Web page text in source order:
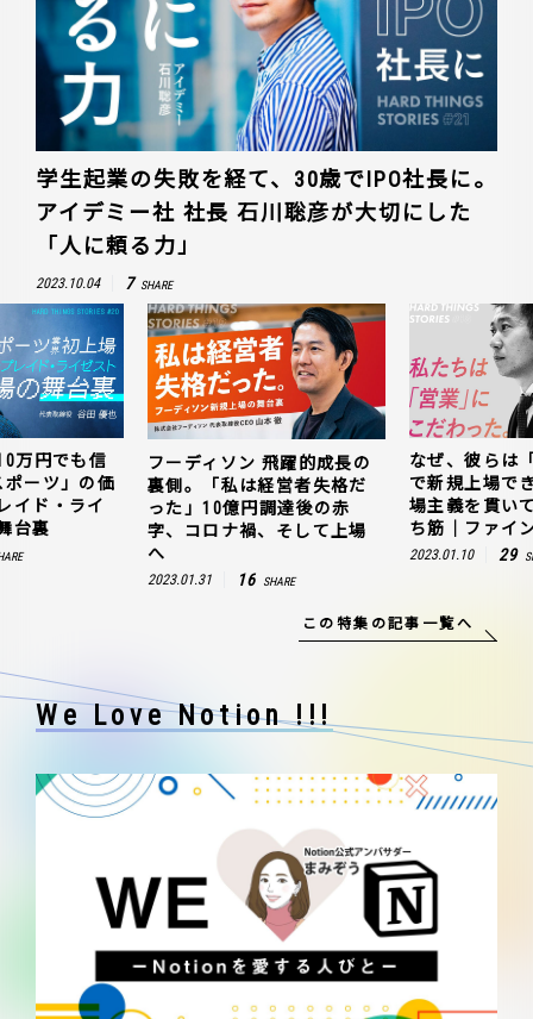
学生起業の失敗を経て、30歳でIPO社長に。
アイデミー社 社長 石川聡彦が大切にした
「人に頼る力」
2023.10.04 7 SHARE
万円でも信
ーツ」の価
イド・ライ
台裏
フーディソン 飛躍的成長の
裏側。「私は経営者失格だ
った」10億円調達後の赤
字、コロナ禍、そして上場
へ
2023.01.31 16 SHARE
なぜ、彼らは
で新規上場で
場主義を貫い
ち筋｜ファイ
2023.01.10 29
この特集の記事一覧へ
We Love Notion !!!